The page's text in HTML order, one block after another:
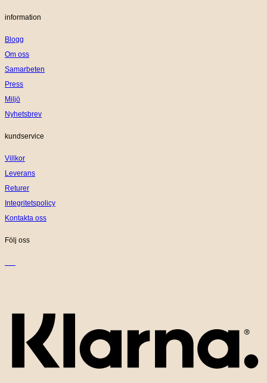
information
Blogg
Om oss
Samarbeten
Press
Miljö
Nyhetsbrev
kundservice
Villkor
Leverans
Returer
Integritetspolicy
Kontakta oss
Följ oss